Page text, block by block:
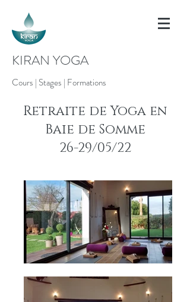
KIRAN YOGA
Cours | Stages | Formations
Retraite de Yoga en
Baie de Somme
26-29/05/22